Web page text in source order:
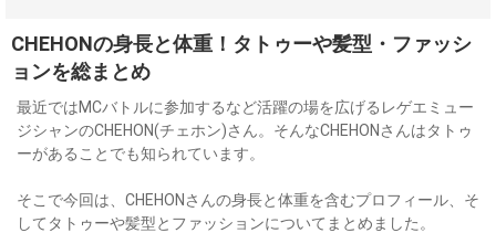
CHEHONの身長と体重！タトゥーや髪型・ファッシ
ョンを総まとめ
最近ではMCバトルに参加するなど活躍の場を広げるレゲエミュー
ジシャンのCHEHON(チェホン)さん。そんなCHEHONさんはタトゥ
ーがあることでも知られています。
そこで今回は、CHEHONさんの身長と体重を含むプロフィール、そ
してタトゥーや髪型とファッションについてまとめました。